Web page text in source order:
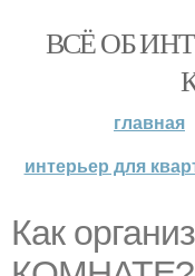
ВСЁ ОБ
главная
интерьер для
Как